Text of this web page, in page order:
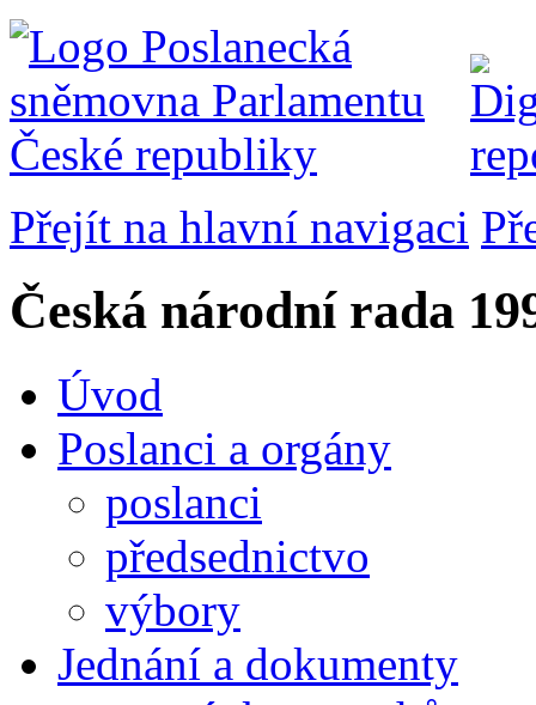
Přejít na hlavní navigaci
Česká národní rada
Úvod
Poslanci a orgány
poslanci
předsednictvo
výbory
Jednání a dokumenty